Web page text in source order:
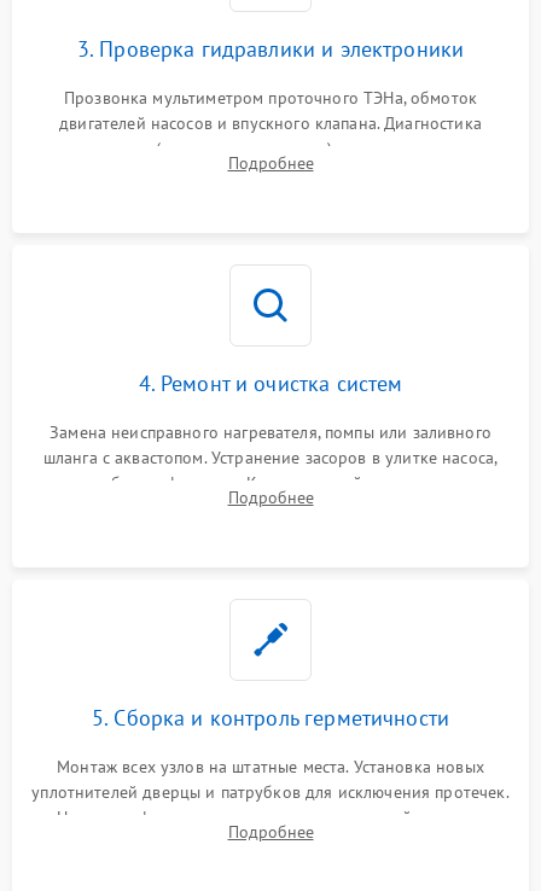
3. Проверка гидравлики и электроники
Прозвонка мультиметром проточного ТЭНа, обмоток
двигателей насосов и впускного клапана. Диагностика
прессостата (датчика уровня воды), датчика мутности,
концевика дверцы и электронного модуля управления.
Подробнее
4. Ремонт и очистка систем
Замена неисправного нагревателя, помпы или заливного
шланга с аквастопом. Устранение засоров в улитке насоса,
патрубках и фильтрах. Компонентный ремонт платы
управления, восстановление поврежденной проводки.
Подробнее
5. Сборка и контроль герметичности
Монтаж всех узлов на штатные места. Установка новых
уплотнителей дверцы и патрубков для исключения протечек.
Надежная фиксация хомутов гидравлической системы,
сборка корпуса и установка датчика поплавка.
Подробнее